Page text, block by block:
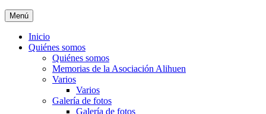
Menú
Inicio
Quiénes somos
Quiénes somos
Memorias de la Asociación Alihuen
Varios
Varios
Galería de fotos
Galería de fotos